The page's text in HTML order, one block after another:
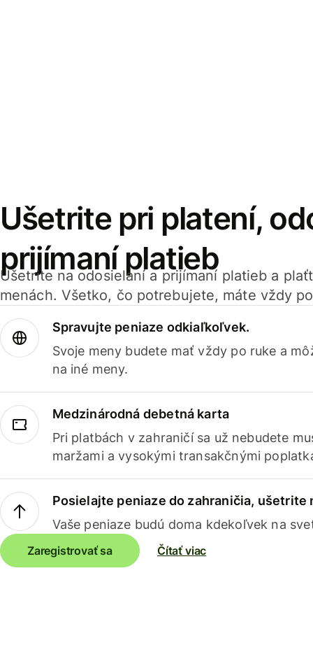
Ušetrite pri platení,
prijímaní platieb
Ušetrite na odosielaní a prijímaní platieb a
menách. Všetko, čo potrebujete, máte vždy
Spravujte peniaze odkiaľkoľvek.
Svoje meny budete mať vždy po ruke a
na iné meny.
Medzinárodná debetná karta
Pri platbách v zahraničí sa už nebudete
maržami a vysokými transakčnými
Posielajte peniaze do zahraničia, ušetrite
Vaše peniaze budú doma kdekoľvek na
Zaregistrovať sa Čítať viac